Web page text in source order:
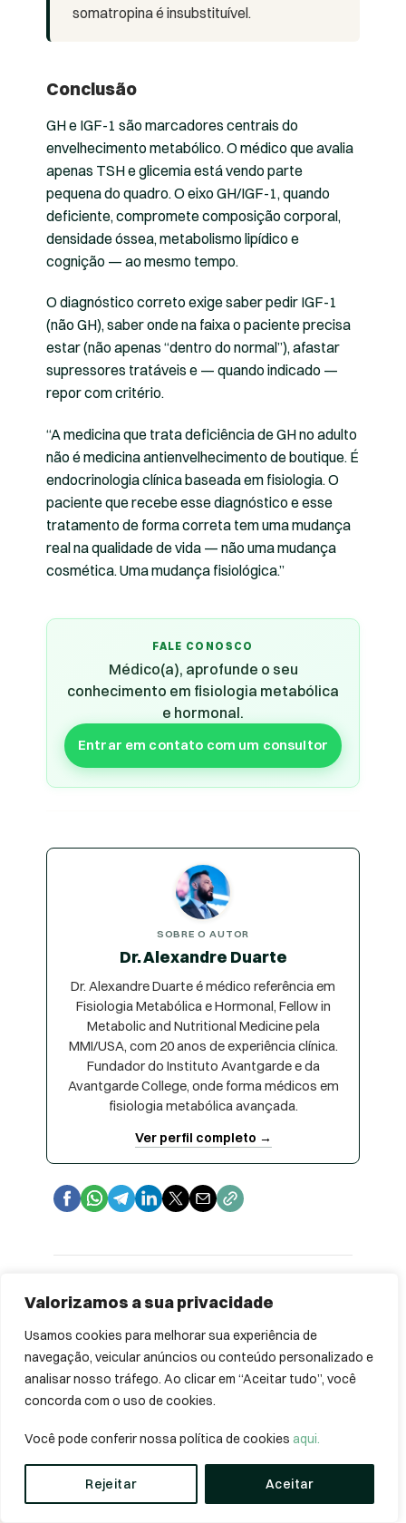
somatropina é insubstituível.
Conclusão
GH e IGF-1 são marcadores centrais do
envelhecimento metabólico. O médico que avalia
apenas TSH e glicemia está vendo parte
pequena do quadro. O eixo GH/IGF-1, quando
deficiente, compromete composição corporal,
densidade óssea, metabolismo lipídico e
cognição — ao mesmo tempo.
O diagnóstico correto exige saber pedir IGF-1
(não GH), saber onde na faixa o paciente precisa
estar (não apenas “dentro do normal”), afastar
supressores tratáveis e — quando indicado —
repor com critério.
“A medicina que trata deficiência de GH no adulto
não é medicina antienvelhecimento de boutique. É
endocrinologia clínica baseada em fisiologia. O
paciente que recebe esse diagnóstico e esse
tratamento de forma correta tem uma mudança
real na qualidade de vida — não uma mudança
cosmética. Uma mudança fisiológica.”
FALE CONOSCO
Médico(a), aprofunde o seu
conhecimento em fisiologia metabólica
e hormonal.
Entrar em contato com um consultor
SOBRE O AUTOR
Dr. Alexandre Duarte
Dr. Alexandre Duarte é médico referência em
Fisiologia Metabólica e Hormonal, Fellow in
Metabolic and Nutritional Medicine pela
MMI/USA, com 20 anos de experiência clínica.
Fundador do Instituto Avantgarde e da
Avantgarde College, onde forma médicos em
fisiologia metabólica avançada.
Ver perfil completo →
Estudo de caso
Inovação em saúde
Longevidade
Performance
Os médicos que leram esse post,
também leram: